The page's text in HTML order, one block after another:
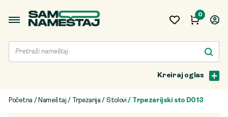
0
Kreiraj oglas
Početna / Nameštaj / Trpezarija / Stolovi / Trpezarijski sto D013